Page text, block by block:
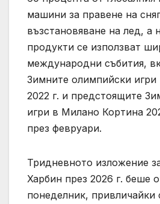
машини за правене на
възстановяване на лед, а
продукти се използват
международни събития,
Зимните олимпийски игри
2022 г. и предстоящите
игри в Милано Кортина
през февруари.
Тридневното изложение
Харбин през 2026 г. беше
понеделник, привличайки